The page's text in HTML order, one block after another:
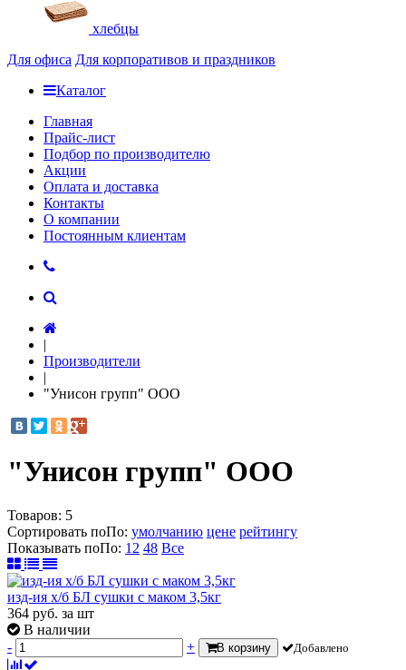
хлебцы
Для офиса Для корпоративов и праздников
Каталог
Главная
Прайс-лист
Подбор по производителю
Акции
Оплата и доставка
Контакты
О компании
Постоянным клиентам
|
Производители
|
"Унисон групп" ООО
"Унисон групп" ООО
Товаров: 5
Сортировать поПо: умолчанию цене рейтингу
Показывать поПо: 12 48 Все
изд-ия х/б БЛ сушки с маком 3,5кг
364 руб. за шт
В наличии
-
+ В корзину Добавлено